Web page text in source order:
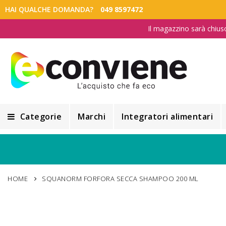
HAI QUALCHE DOMANDA? 049 8597472
Il magazzino sarà
Categorie
Alimentazione e Dietetica
Marchi Integratori alimentari
HOME SQUANORM FORFORA SECCA SHAMPOO 200 ML